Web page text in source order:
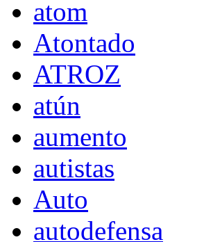
atom
Atontado
ATROZ
atún
aumento
autistas
Auto
autodefensa